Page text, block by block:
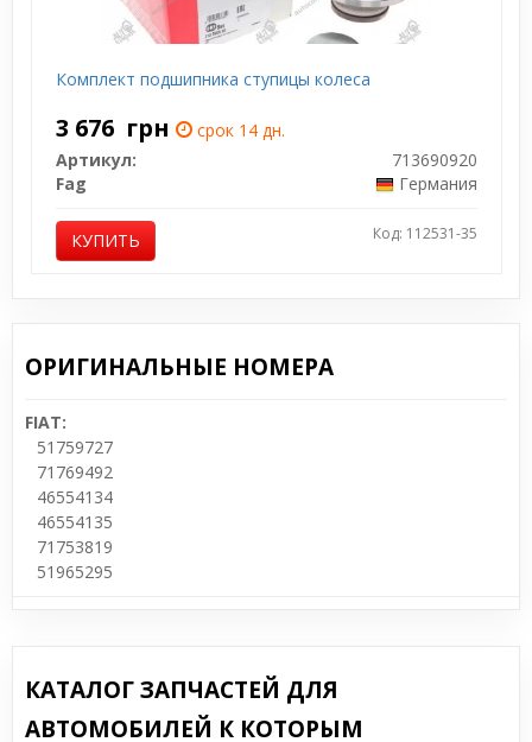
Комплект подшипника ступицы колеса
3 676 грн
срок 14 дн.
Артикул:
713690920
Fag
Германия
КУПИТЬ Код: 112531-35
ОРИГИНАЛЬНЫЕ НОМЕРА
FIAT:
51759727
71769492
46554134
46554135
71753819
51965295
КАТАЛОГ ЗАПЧАСТЕЙ ДЛЯ
АВТОМОБИЛЕЙ К КОТОРЫМ